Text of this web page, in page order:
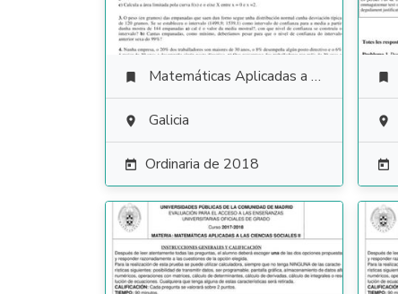
 Matemáticas Aplicadas a las Ciencias Sociales
 Galicia
 Ordinaria de 2018


